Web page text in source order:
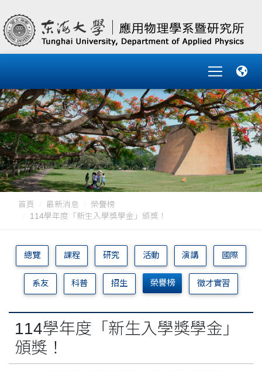
首頁 最新消息
榮譽榜
114學年度「新生入學獎學金」頒獎！
總覽 課程 研究 活動 演講 國際
系友 科普 招生 榮譽榜 徵才實習
114學年度「新生入學獎學金」
頒獎！